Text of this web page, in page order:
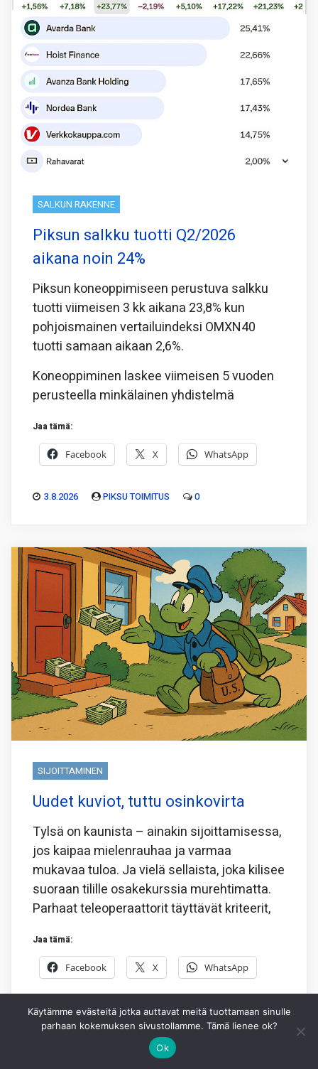
SALKUN RAKENNE
Piksun salkku tuotti Q2/2026
aikana noin 24%
Piksun koneoppimiseen perustuva salkku
tuotti viimeisen 3 kk aikana 23,8% kun
pohjoismainen vertailuindeksi OMXN40
tuotti samaan aikaan 2,6%.
Koneoppiminen laskee viimeisen 5 vuoden
perusteella minkälainen yhdistelmä
Jaa tämä:
Facebook X WhatsApp
3.8.2026 PIKSU TOIMITUS 0
SIJOITTAMINEN
Uudet kuviot, tuttu osinkovirta
Tylsä on kaunista – ainakin sijoittamisessa,
jos kaipaa mielenrauhaa ja varmaa
mukavaa tuloa. Ja vielä sellaista, joka kilisee
suoraan tilille osakekurssia murehtimatta.
Parhaat teleoperaattorit täyttävät kriteerit,
Jaa tämä:
Facebook X WhatsApp
3.8.2026 HEIKKI IKONEN 1
Käytämme evästeitä jotka auttavat meitä tuottamaan sinulle
parhaan kokemuksen sivustollamme. Tämä lienee ok?
Ok